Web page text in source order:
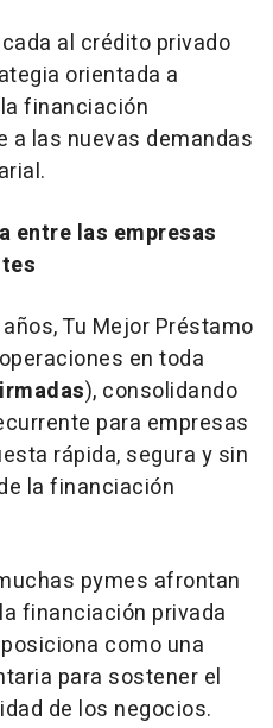
al crédito privado
orientada a
financiación
a las nuevas demandas
entre las empresas
Tu Mejor Préstamo
en toda
), consolidando
para empresas
rápida, segura y sin
la financiación
pymes afrontan
financiación privada
como una
para sostener el
de los negocios.